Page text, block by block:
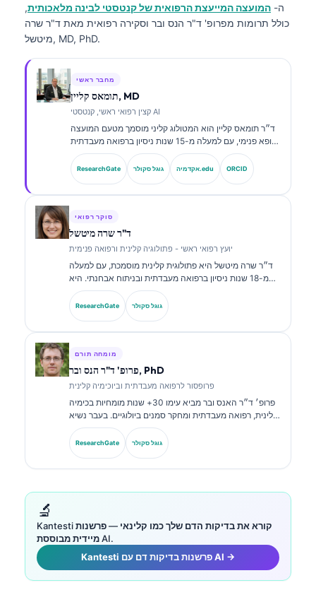
ה- המועצה המייעצת הרפואית של קנטסטי לבינה מלאכותית,
כולל תרומות מפרופ' ד"ר הנס ובר וסקירה רפואית מאת ד"ר שרה
מיטשל, MD, PhD.
מחבר ראשי
תומאס קליין, MD
קצין רפואי ראשי, קנטסטי AI
ד״ר תומאס קליין הוא המטולוג קליני מוסמך מטעם המועצה
ורופא פנימי, עם למעלה מ-15 שנות ניסיון ברפואה מעבדתית
ובניתוח קליני בסיוע בינה מלאכותית. כמנהל הרפואה הראשי
ב-Kantesti AI, הוא מספק פיקוח קליני על הדיוק הרפואי של
הרשת העצבית הקניינית. ד״ר קליין פרסם מחקרים על
ResearchGate גוגל סקולר אקדמיה.edu ORCID
סוקר רפואי
ד"ר שרה מיטשל
יועץ רפואי ראשי - פתולוגיה קלינית ורפואה פנימית
ד״ר שרה מיטשל היא פתולוגית קלינית מוסמכת, עם למעלה
מ-18 שנות ניסיון ברפואה מעבדתית ובניתוח אבחנתי. היא
מחזיקה בהסמכות התמחות בכימיה קלינית, ופרסמה רבות על
לוחות סמנים ביולוגיים וניתוח מעבדתי במסגרת פרקטיקה
ResearchGate גוגל סקולר
מומחה תורם
פרופ' ד"ר הנס ובר, PhD
פרופסור לרפואה מעבדתית וביוכימיה קלינית
פרופ׳ ד״ר האנס ובר מביא עימו 30+ שנות מומחיות בכימיה
קלינית, רפואה מעבדתית ומחקר סמנים ביולוגיים. בעבר נשיא
האגודה הגרמנית לכימיה קלינית, הוא מתמחה בניתוח לוחות
אבחנתיים, בסטנדרטיזציה של סמנים ביולוגיים וברפואה
ResearchGate גוגל סקולר
🔬
מיידית מבוססת AI.
‏Kantesti פרשנות בדיקות דם עם AI →